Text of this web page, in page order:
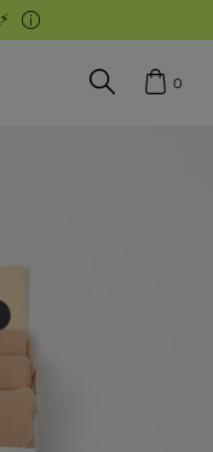
⚡
0